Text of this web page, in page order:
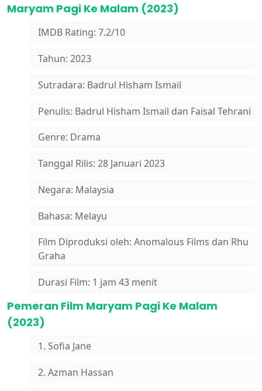
Maryam Pagi Ke Malam (2023)
IMDB Rating: 7.2/10
Tahun: 2023
Sutradara: Badrul Hisham Ismail
Penulis: Badrul Hisham Ismail dan Faisal Tehrani
Genre: Drama
Tanggal Rilis: 28 Januari 2023
Negara: Malaysia
Bahasa: Melayu
Film Diproduksi oleh: Anomalous Films dan Rhu
Graha
Durasi Film: 1 jam 43 menit
Pemeran Film Maryam Pagi Ke Malam
(2023)
1. Sofia Jane
2. Azman Hassan